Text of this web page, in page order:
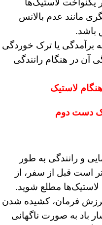
لاستیک‌ها
مانند عدم بالانس
باشد.
برآمدگی یا ترک خوردگی
آن در هنگام رانندگی
لاستیک
دست دوم
و رانندگی به طور
است قبل از سفر، از
لاستیک‌ها مطلع شوید.
لرزش فرمان، کشیده شدن
باد به صورت ناگهانی